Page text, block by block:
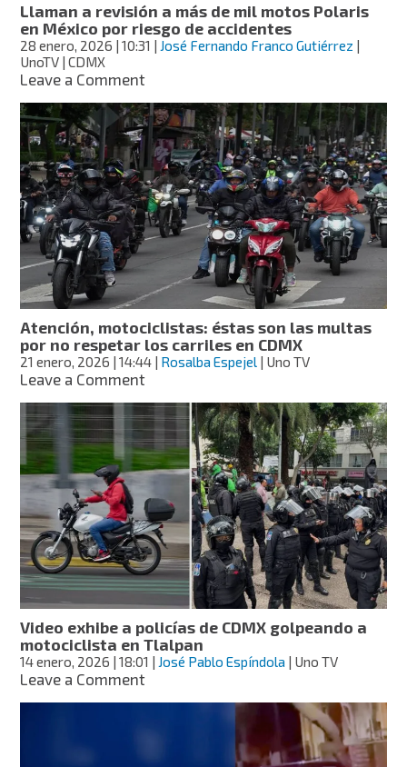
Llaman a revisión a más de mil motos Polaris
en México por riesgo de accidentes
28 enero, 2026 | 10:31 | José Fernando Franco Gutiérrez |
UnoTV | CDMX
Leave a Commenton
a
revisión
más
de
mil
motos
Polaris
en
México
por
riesgo
de
accidentes
Atención, motociclistas: éstas son las multas
por no respetar los carriles en CDMX
21 enero, 2026 | 14:44 | Rosalba Espejel | Uno TV
Leave a Commenton
motociclistas:
éstas
son
las
multas
por
no
respetar
los
carriles
en
CDMX
Video exhibe a policías de CDMX golpeando a
motociclista en Tlalpan
14 enero, 2026 | 18:01 | José Pablo Espíndola | Uno TV
Leave a Commenton